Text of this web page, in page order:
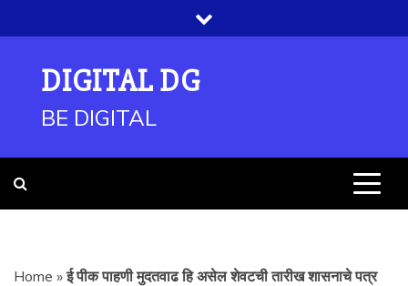
to
DIGITAL DG
BE DIGITAL
Home »ई पीक पाहणी मुदतवाढ हि असेल शेवटची तारीख शासनाचे पत्र